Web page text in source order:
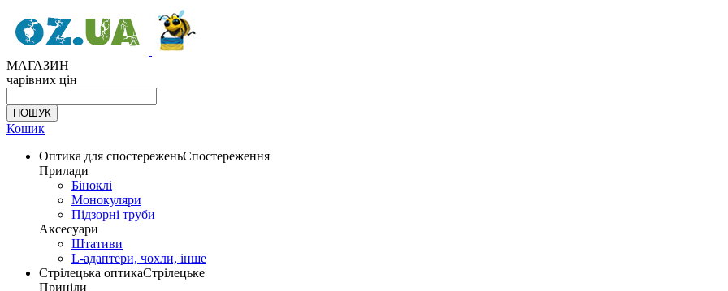
МАГАЗИН
чарівних цін
Кошик
Оптика для спостереженьСпостереження
Прилади
Біноклі
Монокуляри
Підзорні труби
Аксесуари
Штативи
L-адаптери, чохли, інше
Стрілецька оптикаСтрілецьке
Приціли